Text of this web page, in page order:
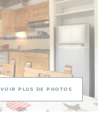
VOIR PLUS DE PHOTOS